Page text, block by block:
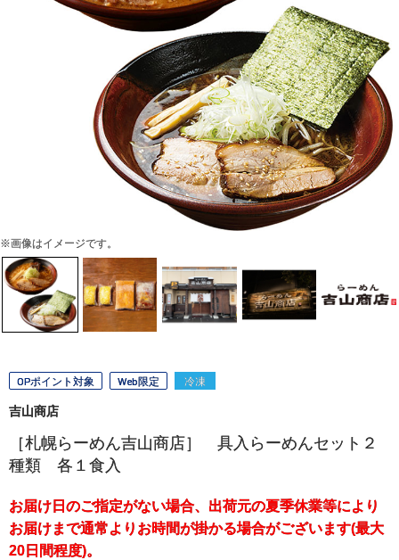
※画像はイメージです。
OPポイント対象 Web限定 冷凍
吉山商店
［札幌らーめん吉山商店］ 具入らーめんセット２
種類 各１食入
お届け日のご指定がない場合、出荷元の夏季休業等により
お届けまで通常よりお時間が掛かる場合がございます(最大
20日間程度)。